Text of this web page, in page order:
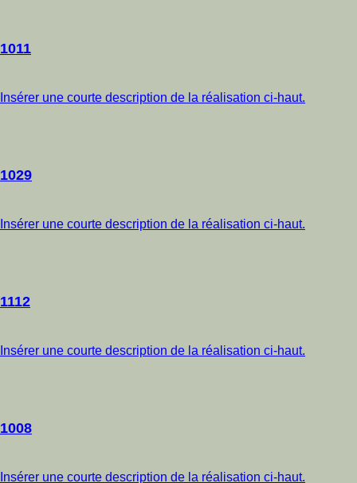
1011
Insérer une courte description de la réalisation ci-haut.
1029
Insérer une courte description de la réalisation ci-haut.
1112
Insérer une courte description de la réalisation ci-haut.
1008
Insérer une courte description de la réalisation ci-haut.